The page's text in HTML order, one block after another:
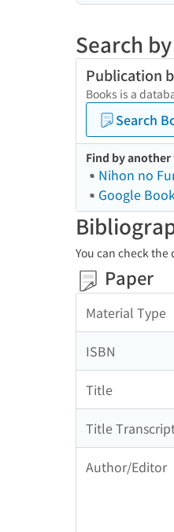
Search
Publication
Books is a
Search
Find by another
Nihon no
Google
You can check
Paper
Material Type
ISBN
Title
Title
Author/Editor